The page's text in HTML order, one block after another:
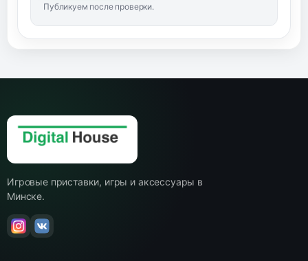
Публикуем после проверки.
Игровые приставки, игры и аксессуары в
Минске.